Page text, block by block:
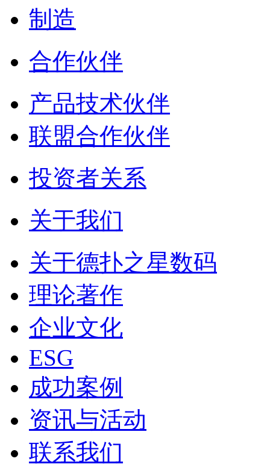
制造
合作伙伴
产品技术伙伴
联盟合作伙伴
投资者关系
关于我们
关于德扑之星数码
理论著作
企业文化
ESG
成功案例
资讯与活动
联系我们